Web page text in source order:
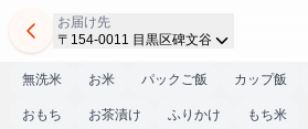
お届け先
〒154-0011 目黒区碑文谷
無洗米 お米 パックご飯 カップ飯
おもち お茶漬け ふりかけ もち米